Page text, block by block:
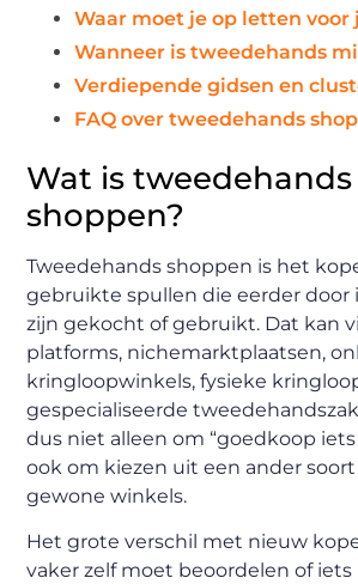
Waar moet je op letten voor
Wanneer is tweedehands
Verdiepende gidsen en
FAQ over tweedehands
Wat is tweedehands
shoppen?
Tweedehands shoppen is het
gebruikte spullen die eerder door
zijn gekocht of gebruikt. Dat kan
platforms, nichemarktplaatsen,
kringloopwinkels, fysieke
gespecialiseerde
dus niet alleen om “goedkoop iets
ook om kiezen uit een ander
gewone winkels.
Het grote verschil met nieuw
vaker zelf moet beoordelen of